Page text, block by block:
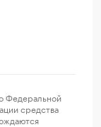
Федеральной
средства